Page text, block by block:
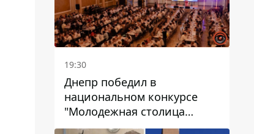
19:30
Днепр победил в
национальном конкурсе
"Молодежная столица
Украины – 2026"